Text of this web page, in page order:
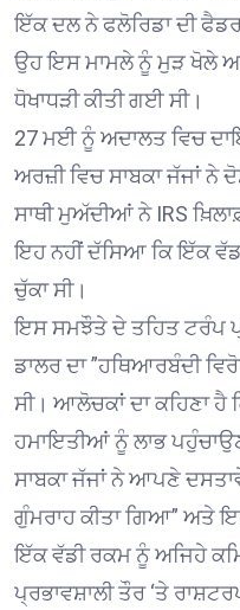
ਇੱਕ ਦਲ ਨੇ ਫਲੋਰਿਡਾ ਦੀ
ਉਹ ਇਸ ਮਾਮਲੇ ਨੂੰ ਮੁੜ ਖੋਲੇ
ਧੋਖਾਧੜੀ ਕੀਤੀ ਗਈ ਸੀ।
27 ਮਈ ਨੂੰ ਅਦਾਲਤ ਵਿਚ
ਅਰਜ਼ੀ ਵਿਚ ਸਾਬਕਾ ਜੱਜਾਂ
ਸਾਥੀ ਮੁਅੱਦੀਆਂ ਨੇ IRS
ਇਹ ਨਹੀਂ ਦੱਸਿਆ ਕਿ ਇੱਕ
ਚੁੱਕਾ ਸੀ।
ਇਸ ਸਮਝੌਤੇ ਦੇ ਤਹਿਤ ਟਰੰਪ
ਡਾਲਰ ਦਾ ”ਹਥਿਆਰਬੰਦੀ
ਸੀ। ਆਲੋਚਕਾਂ ਦਾ ਕਹਿਣਾ ਹੈ
ਹਮਾਇਤੀਆਂ ਨੂੰ ਲਾਭ
ਸਾਬਕਾ ਜੱਜਾਂ ਨੇ ਆਪਣੇ
ਗੁੰਮਰਾਹ ਕੀਤਾ ਗਿਆ” ਅਤੇ
ਇੱਕ ਵੱਡੀ ਰਕਮ ਨੂੰ ਅਜਿਹੇ
ਪ੍ਰਭਾਵਸ਼ਾਲੀ ਤੌਰ ‘ਤੇ